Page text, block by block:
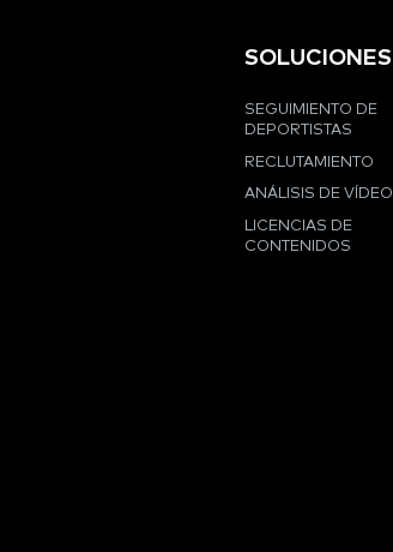
SOLUCIONES
SEGUIMIENTO DE
DEPORTISTAS
RECLUTAMIENTO
ANÁLISIS DE VÍDEO
LICENCIAS DE
CONTENIDOS